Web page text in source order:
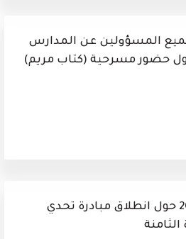
- إلى جميع المسؤولين عن المدارس
حضور مسرحية (كتاب مريم)
تعميم رقم 30/م/2023 حول انطلاق مبادرة تحدي